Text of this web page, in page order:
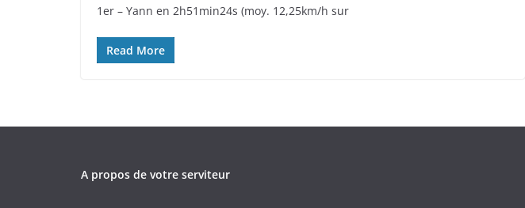
1er – Yann en 2h51min24s (moy. 12,25km/h sur
Read More
A propos de votre serviteur